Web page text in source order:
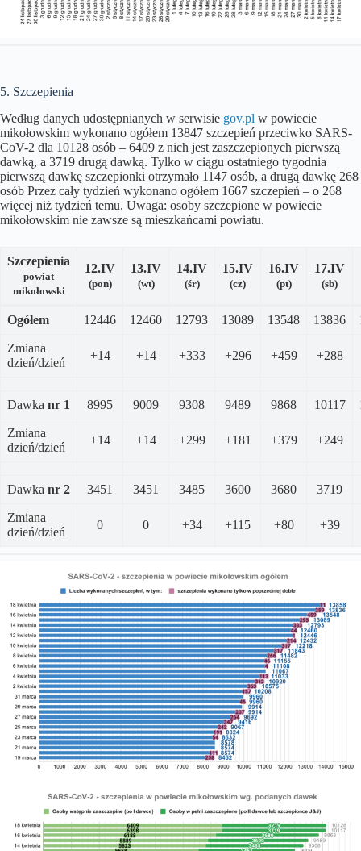
5. Szczepienia
Według danych udostępnianych w serwisie gov.pl w powiecie
mikołowskim wykonano ogółem 13847 szczepień przeciwko SARS-
CoV-2 dla 10128 osób – 6409 z nich jest zaszczepionych pierwszą
dawką, a 3719 drugą dawką. Tylko w ciągu ostatniego tygodnia
pierwszą dawkę szczepionki otrzymało 1147 osób, a drugą dawkę 268
osób Przez cały tydzień wykonano ogółem 1667 szczepień – o 268
więcej niż tydzień temu. Uwaga: osoby szczepione w powiecie
mikołowskim nie zawsze są mieszkańcami powiatu.
Szczepienia
powiat
mikołowski
12.IV
(pon)
13.IV
(wt)
14.IV
(śr)
15.IV
(cz)
16.IV
(pt)
17.IV
(sb)
Ogółem 12446 12460 12793 13089 13548 13836
Zmiana
dzień/dzień
+14 +14 +333 +296 +459 +288
Dawka nr 1 8995 9009 9308 9489 9868 10117
Zmiana
dzień/dzień
+14 +14 +299 +181 +379 +249
Dawka nr 2 3451 3451 3485 3600 3680 3719
Zmiana
dzień/dzień
0 0 +34 +115 +80 +39